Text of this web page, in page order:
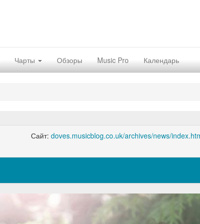
Чарты Обзоры Music Pro Календарь
Сайт: doves.musicblog.co.uk/archives/news/